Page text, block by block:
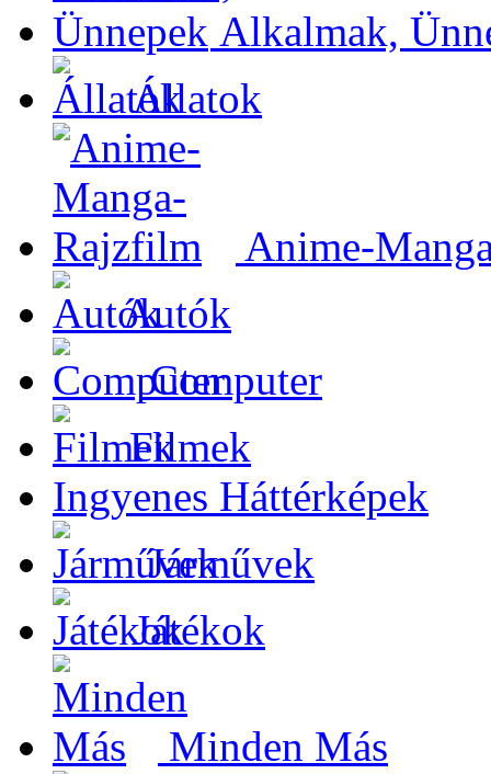
Alkalmak,
Állatok
Anime-
Autók
Computer
Filmek
Ingyenes Háttérképek
Járművek
Játékok
Minden Más